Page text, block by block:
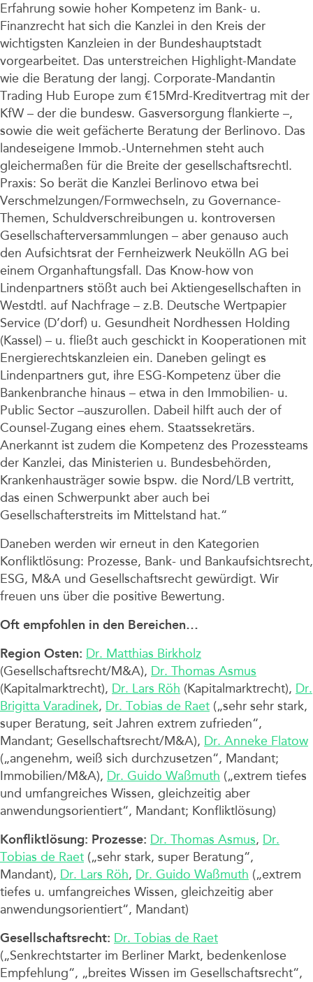
Erfahrung sowie hoher Kompetenz im Bank- u.
Finanzrecht hat sich die Kanzlei in den Kreis der
wichtigsten Kanzleien in der Bundeshauptstadt
vorgearbeitet. Das unterstreichen Highlight-Mandate
wie die Beratung der langj. Corporate-Mandantin
Trading Hub Europe zum €15Mrd-Kreditvertrag mit der
KfW – der die bundesw. Gasversorgung flankierte –,
sowie die weit gefächerte Beratung der Berlinovo. Das
landeseigene Immob.-Unternehmen steht auch
gleichermaßen für die Breite der gesellschaftsrechtl.
Praxis: So berät die Kanzlei Berlinovo etwa bei
Verschmelzungen/Formwechseln, zu Governance-
Themen, Schuldverschreibungen u. kontroversen
Gesellschafterversammlungen – aber genauso auch
den Aufsichtsrat der Fernheizwerk Neukölln AG bei
einem Organhaftungsfall. Das Know-how von
Lindenpartners stößt auch bei Aktiengesellschaften in
Westdtl. auf Nachfrage – z.B. Deutsche Wertpapier
Service (D’dorf) u. Gesundheit Nordhessen Holding
(Kassel) – u. fließt auch geschickt in Kooperationen mit
Energierechtskanzleien ein. Daneben gelingt es
Lindenpartners gut, ihre ESG-Kompetenz über die
Bankenbranche hinaus – etwa in den Immobilien- u.
Public Sector –auszurollen. Dabeil hilft auch der of
Counsel-Zugang eines ehem. Staatssekretärs.
Anerkannt ist zudem die Kompetenz des Prozessteams
der Kanzlei, das Ministerien u. Bundesbehörden,
Krankenhausträger sowie bspw. die Nord/LB vertritt,
das einen Schwerpunkt aber auch bei
Gesellschafterstreits im Mittelstand hat.“
Daneben werden wir erneut in den Kategorien
Konfliktlösung: Prozesse, Bank- und Bankaufsichtsrecht,
ESG, M&A und Gesellschaftsrecht gewürdigt. Wir
freuen uns über die positive Bewertung.
Oft empfohlen in den Bereichen…
Region Osten: Dr. Matthias Birkholz
(Gesellschaftsrecht/M&A), Dr. Thomas Asmus
(Kapitalmarktrecht), Dr. Lars Röh (Kapitalmarktrecht), Dr.
Brigitta Varadinek, Dr. Tobias de Raet („sehr sehr stark,
super Beratung, seit Jahren extrem zufrieden“,
Mandant; Gesellschaftsrecht/M&A), Dr. Anneke Flatow
(„angenehm, weiß sich durchzusetzen“, Mandant;
Immobilien/M&A), Dr. Guido Waßmuth („extrem tiefes
und umfangreiches Wissen, gleichzeitig aber
anwendungsorientiert“, Mandant; Konfliktlösung)
Konfliktlösung: Prozesse: Dr. Thomas Asmus, Dr.
Tobias de Raet („sehr stark, super Beratung“,
Mandant), Dr. Lars Röh, Dr. Guido Waßmuth („extrem
tiefes u. umfangreiches Wissen, gleichzeitig aber
anwendungsorientiert“, Mandant)
Gesellschaftsrecht: Dr. Tobias de Raet
(„Senkrechtstarter im Berliner Markt, bedenkenlose
Empfehlung“, „breites Wissen im Gesellschaftsrecht“,